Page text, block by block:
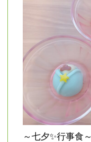
～七夕✨行事食～